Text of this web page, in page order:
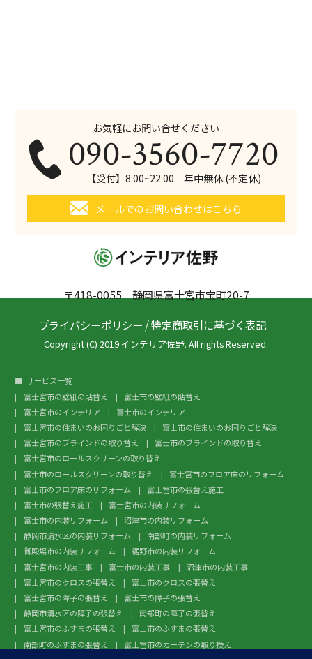
〒418-0055 静岡県富士宮市宝町20-7
お気軽にお問い合せください
090-3560-7720
【受付】8:00~22:00 年中無休 (不定休)
メールでのお問い合わせはこちら
プライバシーポリシー /特定商取引に基づく表記
Copyright (C) 2019 インテリア佐野. All rights Reserved.
サービス一覧
富士宮市の壁紙の貼替え
富士市の壁紙の貼替え
富士宮市のインテリア
富士市のインテリア
富士宮市の住まいのお困りごと解決
富士市の住まいのお困りごと解決
富士宮市のブラインドの取り替え
富士市のブラインドの取り替え
富士宮市のロールスクリーンの取り替え
富士市のロールスクリーンの取り替え
富士宮市のフロア床のリフォーム
富士市のフロア床のリフォーム
富士宮市の張替え施工
富士市の張替え施工
富士宮市の内装リフォーム
富士市の内装リフォーム
沼津市の内装リフォーム
静岡市清水区の内装リフォーム
南部町の内装リフォーム
御殿場市の内装リフォーム
裾野市の内装リフォーム
富士宮市の内装工事
富士市の内装工事
沼津市の内装工事
富士宮市のクロスの張替え
富士市のクロスの張替え
富士宮市の障子の張替え
富士市の障子の張替え
静岡市清水区の障子の張替え
南部町の障子の張替え
富士宮市のふすまの張替え
富士市のふすまの張替え
南部町のふすまの張替え
富士宮市のカーテンの取り換え